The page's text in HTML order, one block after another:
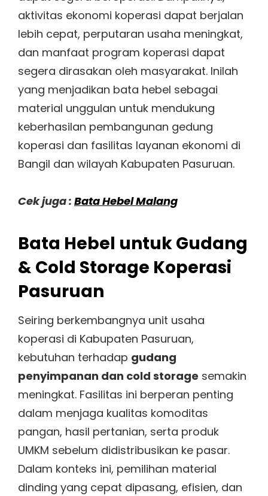
aktivitas ekonomi koperasi dapat berjalan
lebih cepat, perputaran usaha meningkat,
dan manfaat program koperasi dapat
segera dirasakan oleh masyarakat. Inilah
yang menjadikan bata hebel sebagai
material unggulan untuk mendukung
keberhasilan pembangunan gedung
koperasi dan fasilitas layanan ekonomi di
Bangil dan wilayah Kabupaten Pasuruan.
Cek juga : Bata Hebel Malang
Bata Hebel untuk Gudang
& Cold Storage Koperasi
Pasuruan
Seiring berkembangnya unit usaha
koperasi di Kabupaten Pasuruan,
kebutuhan terhadap gudang
penyimpanan dan cold storage semakin
meningkat. Fasilitas ini berperan penting
dalam menjaga kualitas komoditas
pangan, hasil pertanian, serta produk
UMKM sebelum didistribusikan ke pasar.
Dalam konteks ini, pemilihan material
dinding yang cepat dipasang, efisien, dan